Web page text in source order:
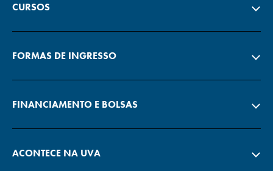
CURSOS
FORMAS DE INGRESSO
FINANCIAMENTO E BOLSAS
ACONTECE NA UVA